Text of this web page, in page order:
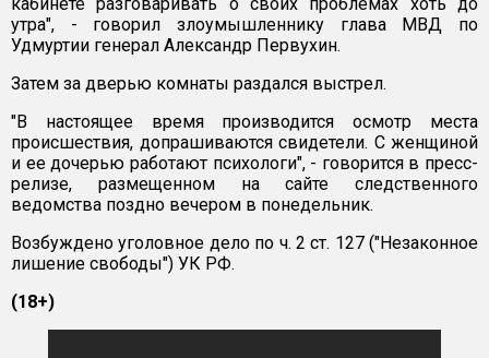
утра", - говорил злоумышленнику глава МВД по
Удмуртии генерал Александр Первухин.
Затем за дверью комнаты раздался выстрел.
"В настоящее время производится осмотр места
происшествия, допрашиваются свидетели. С женщиной
и ее дочерью работают психологи", - говорится в пресс-
релизе, размещенном на сайте следственного
ведомства поздно вечером в понедельник.
Возбуждено уголовное дело по ч. 2 ст. 127 ("Незаконное
лишение свободы") УК РФ.
(18+)